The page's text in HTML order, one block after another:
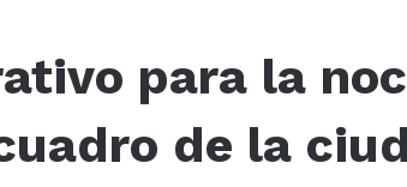
para la
de la